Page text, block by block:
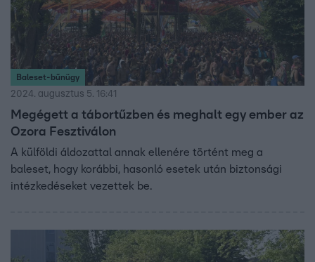
Baleset-bűnügy
2024. augusztus 5. 16:41
Megégett a tábortűzben és meghalt egy ember az
Ozora Fesztiválon
A külföldi áldozattal annak ellenére történt meg a
baleset, hogy korábbi, hasonló esetek után biztonsági
intézkedéseket vezettek be.